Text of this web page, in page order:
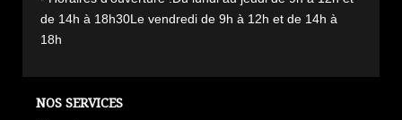
de 14h à 18h30Le vendredi de 9h à 12h et de 14h à
18h
NOS SERVICES